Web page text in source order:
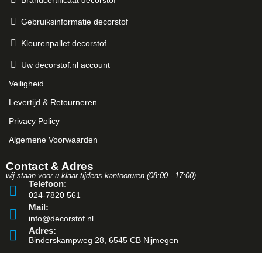
Gebruiksinformatie decorstof
Kleurenpallet decorstof
Uw decorstof.nl account
Veiligheid
Levertijd & Retourneren
Privacy Policy
Algemene Voorwaarden
Contact & Adres
wij staan voor u klaar tijdens kantooruren (08:00 - 17:00)
Telefoon:
024-7820 561
Mail:
info@decorstof.nl
Adres:
Binderskampweg 28, 6545 CB Nijmegen